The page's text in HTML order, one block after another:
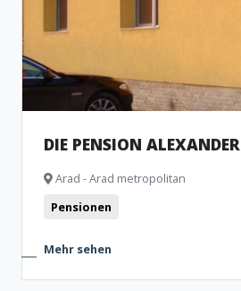
DIE PENSION ALEXANDER
Arad - Arad metropolitan
Pensionen
Mehr sehen